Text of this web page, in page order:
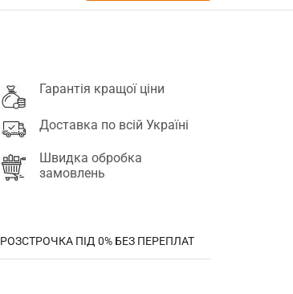
Гарантія кращої ціни
Доставка по всій Україні
Швидка обробка
замовлень
РОЗСТРОЧКА ПІД 0% БЕЗ ПЕРЕПЛАТ